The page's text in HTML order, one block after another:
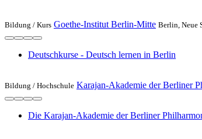
Bildung / Kurs Goethe-Institut Berlin-Mitte Berlin, Neue
Deutschkurse - Deutsch lernen in Berlin
Bildung / Hochschule Karajan-Akademie der Berliner
Die Karajan-Akademie der Berliner